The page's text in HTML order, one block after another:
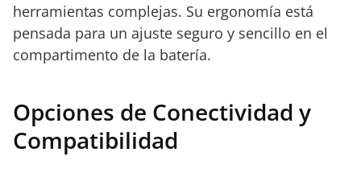
herramientas complejas. Su ergonomía está
pensada para un ajuste seguro y sencillo en el
compartimento de la batería.
Opciones de Conectividad y
Compatibilidad